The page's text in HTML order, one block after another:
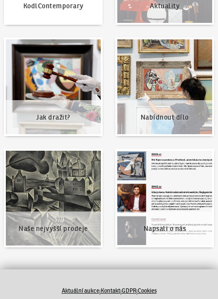
KodlContemporary Aktuality
Jak dražit?
Jak dražit?
Nabídnout dílo
Nabídnout dílo
Naše nejvyšší prodeje
Naše nejvyšší prodeje
Napsali o nás
Napsali o nás
Aktuální aukce|Kontakt|GDPR|Cookies